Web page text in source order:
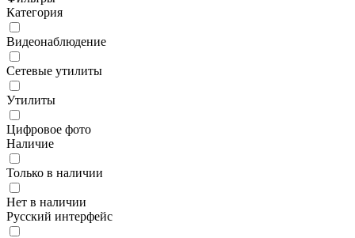
Категория
Видеонаблюдение
Сетевые утилиты
Утилиты
Цифровое фото
Наличие
Только в наличии
Нет в наличии
Русский интерфейс